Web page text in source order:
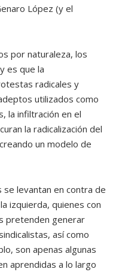
López (y el
por naturaleza, los
es que la
radicales y
utilizados como
la infiltración en el
la radicalización del
un modelo de
levantan en contra de
izquierda, quienes con
pretenden generar
así como
son apenas algunas
aprendidas a lo largo